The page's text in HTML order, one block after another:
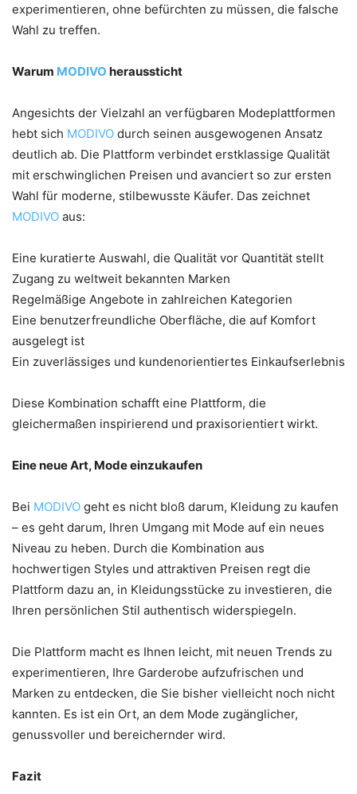
experimentieren, ohne befürchten zu müssen, die falsche
Wahl zu treffen.
Warum MODIVO heraussticht
Angesichts der Vielzahl an verfügbaren Modeplattformen
hebt sich MODIVO durch seinen ausgewogenen Ansatz
deutlich ab. Die Plattform verbindet erstklassige Qualität
mit erschwinglichen Preisen und avanciert so zur ersten
Wahl für moderne, stilbewusste Käufer. Das zeichnet
MODIVO aus:
Eine kuratierte Auswahl, die Qualität vor Quantität stellt
Zugang zu weltweit bekannten Marken
Regelmäßige Angebote in zahlreichen Kategorien
Eine benutzerfreundliche Oberfläche, die auf Komfort
ausgelegt ist
Ein zuverlässiges und kundenorientiertes Einkaufserlebnis
Diese Kombination schafft eine Plattform, die
gleichermaßen inspirierend und praxisorientiert wirkt.
Eine neue Art, Mode einzukaufen
Bei MODIVO geht es nicht bloß darum, Kleidung zu kaufen
– es geht darum, Ihren Umgang mit Mode auf ein neues
Niveau zu heben. Durch die Kombination aus
hochwertigen Styles und attraktiven Preisen regt die
Plattform dazu an, in Kleidungsstücke zu investieren, die
Ihren persönlichen Stil authentisch widerspiegeln.
Die Plattform macht es Ihnen leicht, mit neuen Trends zu
experimentieren, Ihre Garderobe aufzufrischen und
Marken zu entdecken, die Sie bisher vielleicht noch nicht
kannten. Es ist ein Ort, an dem Mode zugänglicher,
genussvoller und bereichernder wird.
Fazit